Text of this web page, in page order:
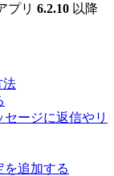
プリ 6.2.10 以降
法
ージに返信やリ
を追加する